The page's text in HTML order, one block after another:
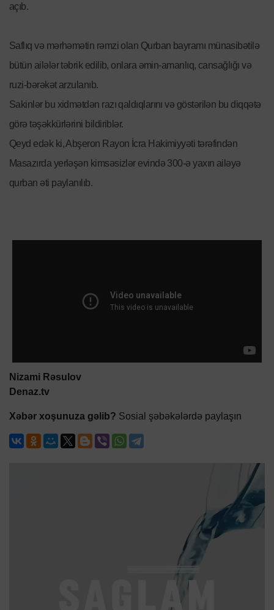
açıb.
Saflıq və mərhəmətin rəmzi olan Qurban bayramı münasibətilə
bütün ailələr təbrik edilib, onlara əmin-amanlıq, cansağlığı və
ruzi-bərəkət arzulanıb.
Sakinlər bu xidmətdən razı qaldıqlarını və göstərilən bu diqqətə
görə təşəkkürlərini bildiriblər.
Qeyd edək ki, Abşeron Rayon İcra Hakimiyyəti tərəfindən
Masazırda yerləşən kimsəsizlər evində 300-ə yaxın ailəyə
qurban əti paylanılıb.
Nizami Rəsulov
Denaz.tv
Xəbər xoşunuza gəlib? Sosial şəbəkələrdə paylaşın